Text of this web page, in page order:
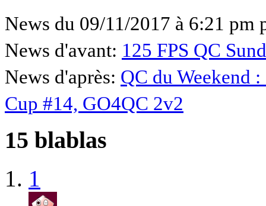
News du 09/11/2017 à 6:21 pm
News d'avant: 125 FPS QC
News d'après: QC du Weekend
Cup #14, GO4QC 2v2
15 blablas
1